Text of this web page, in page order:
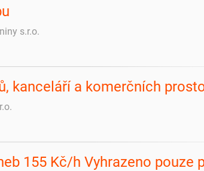
s.r.o.
kanceláří a komerčních
155 Kč/h Vyhrazeno pouze